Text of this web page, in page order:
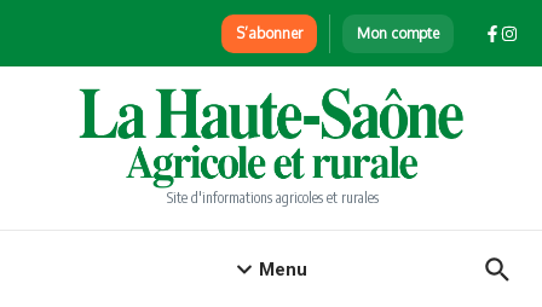
S’abonner Mon compte
Site d'informations agricoles et rurales
Menu